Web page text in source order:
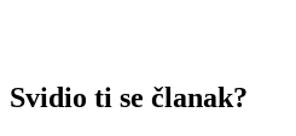
Svidio ti se članak?